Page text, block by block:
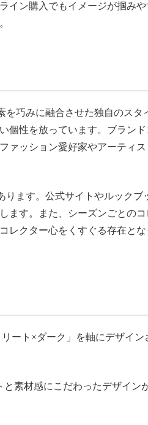
ン購入でもイメージが掴み
巧みに融合させた独自のス
性を放っています。ブラン
ッション愛好家やアーティ
ます。公式サイトやルック
す。また、シーズンごとの
クター心をくすぐる存在と
ート×ダーク」を軸にデザイ
素材感にこだわったデザイ